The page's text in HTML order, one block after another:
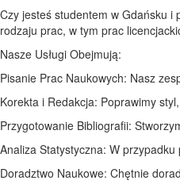
Czy jesteś studentem w Gdańsku
rodzaju prac, w tym prac
Nasze Usługi Obejmują:
Pisanie Prac Naukowych: Nasz
Korekta i Redakcja: Poprawimy
Przygotowanie Bibliografii:
Analiza Statystyczna: W
Doradztwo Naukowe: Chętnie